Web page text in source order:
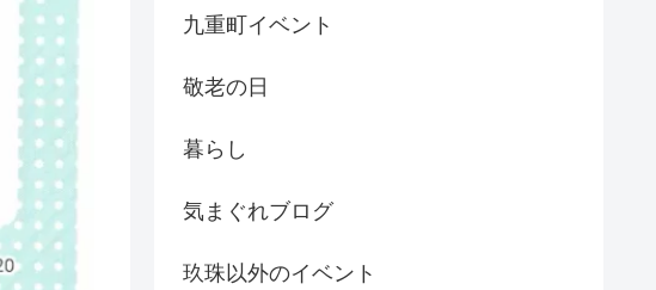
九重町イベント
敬老の日
暮らし
気まぐれブログ
玖珠以外のイベント